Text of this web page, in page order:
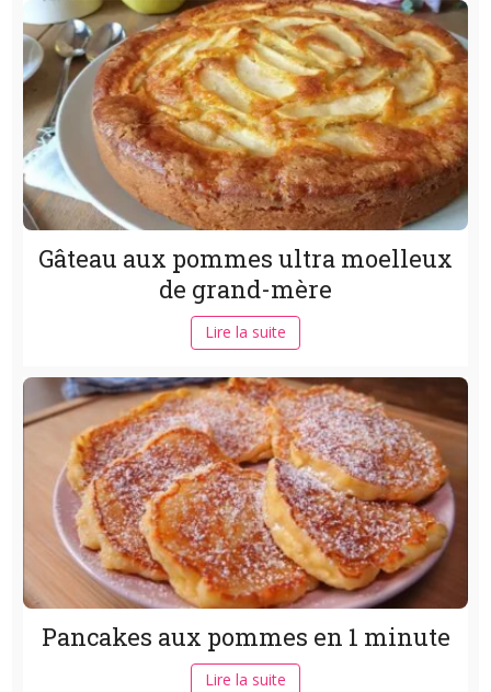
Gâteau aux pommes ultra moelleux
de grand-mère
Lire la suite
Pancakes aux pommes en 1 minute
Lire la suite